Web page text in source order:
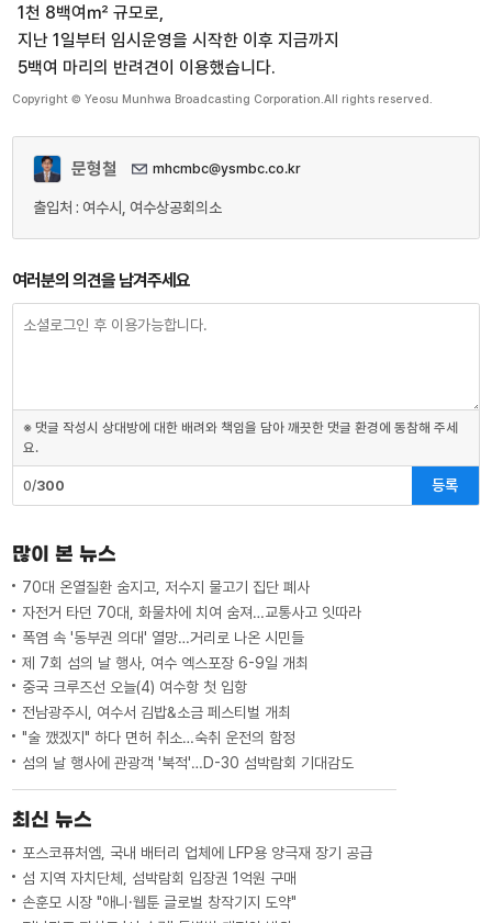
1천 8백여㎡ 규모로,
지난 1일부터 임시운영을 시작한 이후 지금까지
5백여 마리의 반려견이 이용했습니다.
Copyright © Yeosu Munhwa Broadcasting Corporation.All rights reserved.
문형철 mhcmbc@ysmbc.co.kr
출입처 : 여수시, 여수상공회의소
여러분의 의견을 남겨주세요
※ 댓글 작성시 상대방에 대한 배려와 책임을 담아 깨끗한 댓글 환경에 동참해 주세
요.
0/300 등록
많이 본 뉴스
70대 온열질환 숨지고, 저수지 물고기 집단 폐사
자전거 타던 70대, 화물차에 치여 숨져…교통사고 잇따라
폭염 속 '동부권 의대' 열망…거리로 나온 시민들
제 7회 섬의 날 행사, 여수 엑스포장 6-9일 개최
중국 크루즈선 오늘(4) 여수항 첫 입항
전남광주시, 여수서 김밥&소금 페스티벌 개최
"술 깼겠지" 하다 면허 취소…숙취 운전의 함정
섬의 날 행사에 관광객 '북적'…D-30 섬박람회 기대감도
최신 뉴스
포스코퓨처엠, 국내 배터리 업체에 LFP용 양극재 장기 공급
섬 지역 자치단체, 섬박람회 입장권 1억원 구매
손훈모 시장 "애니·웹툰 글로벌 창작기지 도약"